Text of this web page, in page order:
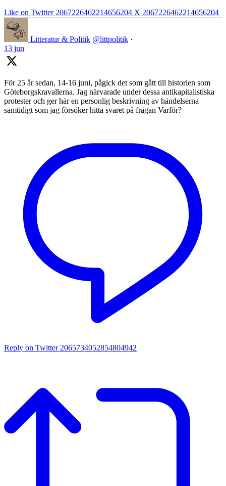
Like on Twitter 2067226462214656204 X 2067226462214656204
Litteratur & Politik @littpolitik ·
13 jun
För 25 år sedan, 14-16 juni, pågick det som gått till historien som
Göteborgskravallerna. Jag närvarade under dessa antikapitalistiska
protester och ger här en personlig beskrivning av händelserna
samtidigt som jag försöker hitta svaret på frågan Varför?
Reply on Twitter 2065734052854804942